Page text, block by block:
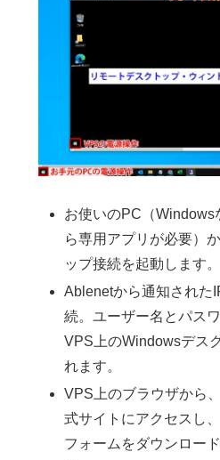
お使いのPC（Windows
ら専用アプリが必要）
ップ接続を起動します。
Ablenetから通知された
続。ユーザー名とパス
VPS上のWindowsデス
れます。
VPS上のブラウザから
式サイトにアクセスし
フォームをダウンロー